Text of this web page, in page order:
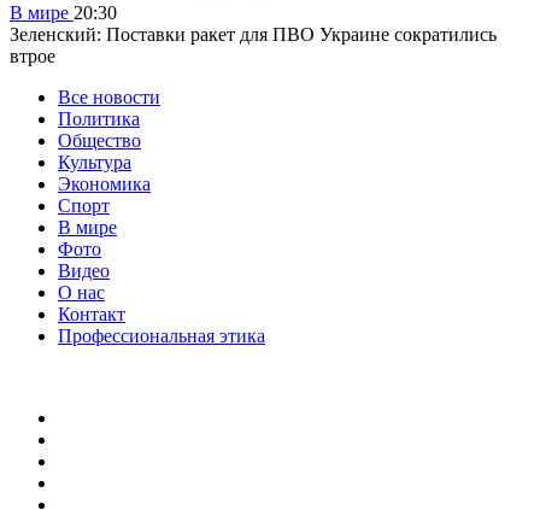
В мире 20:30
Зеленский: Поставки ракет для ПВО Украине сократились
втрое
Все новости
Политика
Общество
Культура
Экономика
Спорт
В мире
Фото
Видео
О нас
Контакт
Профессиональная этика